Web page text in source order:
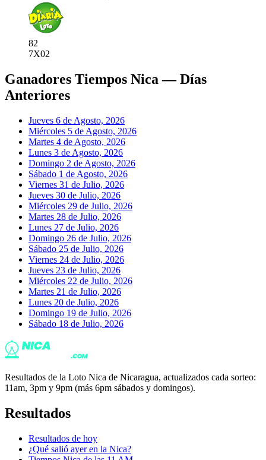
82
7X02
Ganadores Tiempos Nica — Días
Anteriores
Jueves 6 de Agosto, 2026
Miércoles 5 de Agosto, 2026
Martes 4 de Agosto, 2026
Lunes 3 de Agosto, 2026
Domingo 2 de Agosto, 2026
Sábado 1 de Agosto, 2026
Viernes 31 de Julio, 2026
Jueves 30 de Julio, 2026
Miércoles 29 de Julio, 2026
Martes 28 de Julio, 2026
Lunes 27 de Julio, 2026
Domingo 26 de Julio, 2026
Sábado 25 de Julio, 2026
Viernes 24 de Julio, 2026
Jueves 23 de Julio, 2026
Miércoles 22 de Julio, 2026
Martes 21 de Julio, 2026
Lunes 20 de Julio, 2026
Domingo 19 de Julio, 2026
Sábado 18 de Julio, 2026
Resultados de la Loto Nica de Nicaragua, actualizados cada sorteo:
11am, 3pm y 9pm (más 6pm sábados y domingos).
Resultados
Resultados de hoy
¿Qué salió ayer en la Nica?